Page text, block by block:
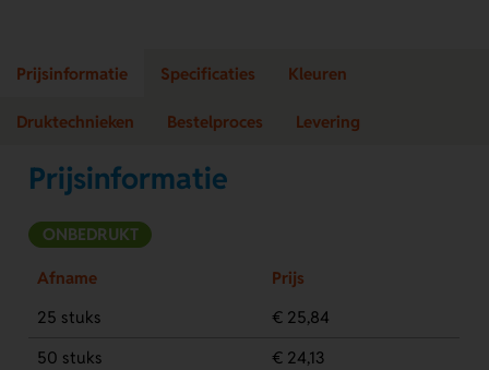
Prijsinformatie Specificaties Kleuren
Druktechnieken Bestelproces Levering
Prijsinformatie
ONBEDRUKT
Afname
Prijs
25 stuks
€ 25,84
50 stuks
€ 24,13